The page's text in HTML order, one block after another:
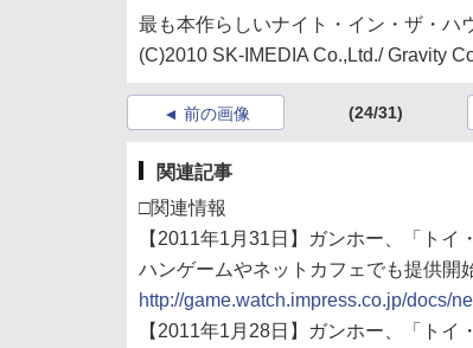
最も本作らしいナイト・イン・ザ・ハ
(C)2010 SK-IMEDIA Co.,Ltd./ Gravity
前の画像 (24/31)
関連記事
□関連情報
【2011年1月31日】ガンホー、「ト
ハンゲームやネットカフェでも提供開
http://game.watch.impress.co.jp/docs/
【2011年1月28日】ガンホー、「ト